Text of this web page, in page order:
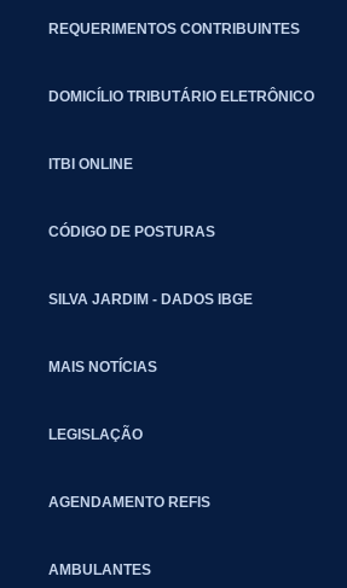
REQUERIMENTOS CONTRIBUINTES
DOMICÍLIO TRIBUTÁRIO ELETRÔNICO
ITBI ONLINE
CÓDIGO DE POSTURAS
SILVA JARDIM - DADOS IBGE
MAIS NOTÍCIAS
LEGISLAÇÃO
AGENDAMENTO REFIS
AMBULANTES